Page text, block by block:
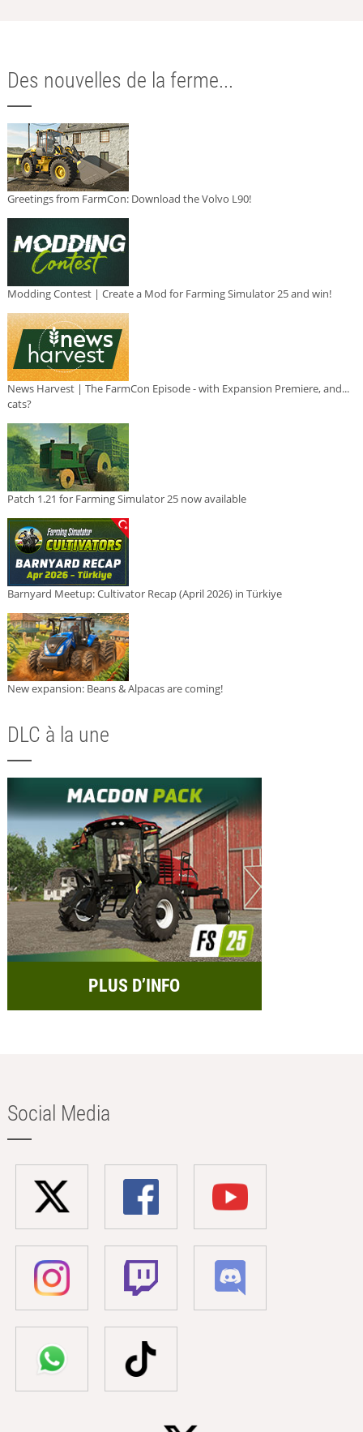
Des nouvelles de la ferme...
Greetings from FarmCon: Download the Volvo L90!
Modding Contest | Create a Mod for Farming Simulator 25 and win!
News Harvest | The FarmCon Episode - with Expansion Premiere, and...
cats?
Patch 1.21 for Farming Simulator 25 now available
Barnyard Meetup: Cultivator Recap (April 2026) in Türkiye
New expansion: Beans & Alpacas are coming!
DLC à la une
PLUS D’INFO
Social Media